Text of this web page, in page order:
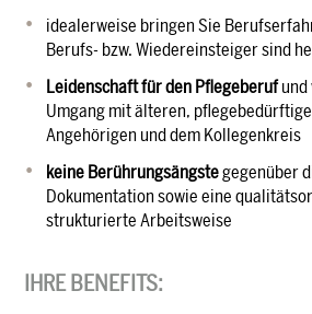
idealerweise bringen Sie
Berufs- bzw. Wiedereinsteiger sind
Leidenschaft für den Pflegeberufund
Umgang mit älteren,
Angehörigen und dem Kollegenkreis
keine Berührungsängstegegenüber
Dokumentation sowie eine
strukturierte Arbeitsweise
IHRE BENEFITS: